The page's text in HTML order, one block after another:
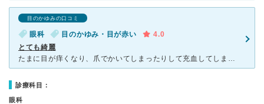
目のかゆみの口コミ
眼科 目のかゆみ・目が赤い
4.0
とても綺麗
たまに目が痒くなり、爪でかいてしまったりして充血してしまうので診てもらいまってます。初めは視力検査から眼圧などを順序よく測ってもらい、診察待ちをします。コンタクトなどの患者さんが多く待ち時間もそれなり
診療科目：
眼科